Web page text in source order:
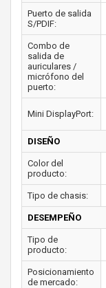
Puerto de salida
S/PDIF:
Combo de
salida de
auriculares /
micrófono del
puerto:
Mini DisplayPort:
DISEÑO
Color del
producto:
Tipo de chasis:
DESEMPEÑO
Tipo de
producto:
Posicionamiento
de mercado: